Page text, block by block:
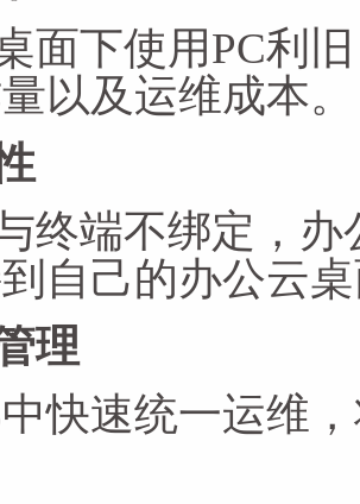
面下使用PC利
以及运维成本。
终端不绑定，
自己的办公云
理
快速统一运维